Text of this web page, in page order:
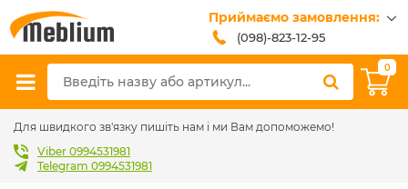
Приймаємо замовлення:
(098)-823-12-95
(099)-608-42-32
(093)-618-62-02
sales@meblium.com.ua
0
Для швидкого зв'язку пишіть нам і ми Вам допоможемо!
Viber 0994531981
Telegram 0994531981